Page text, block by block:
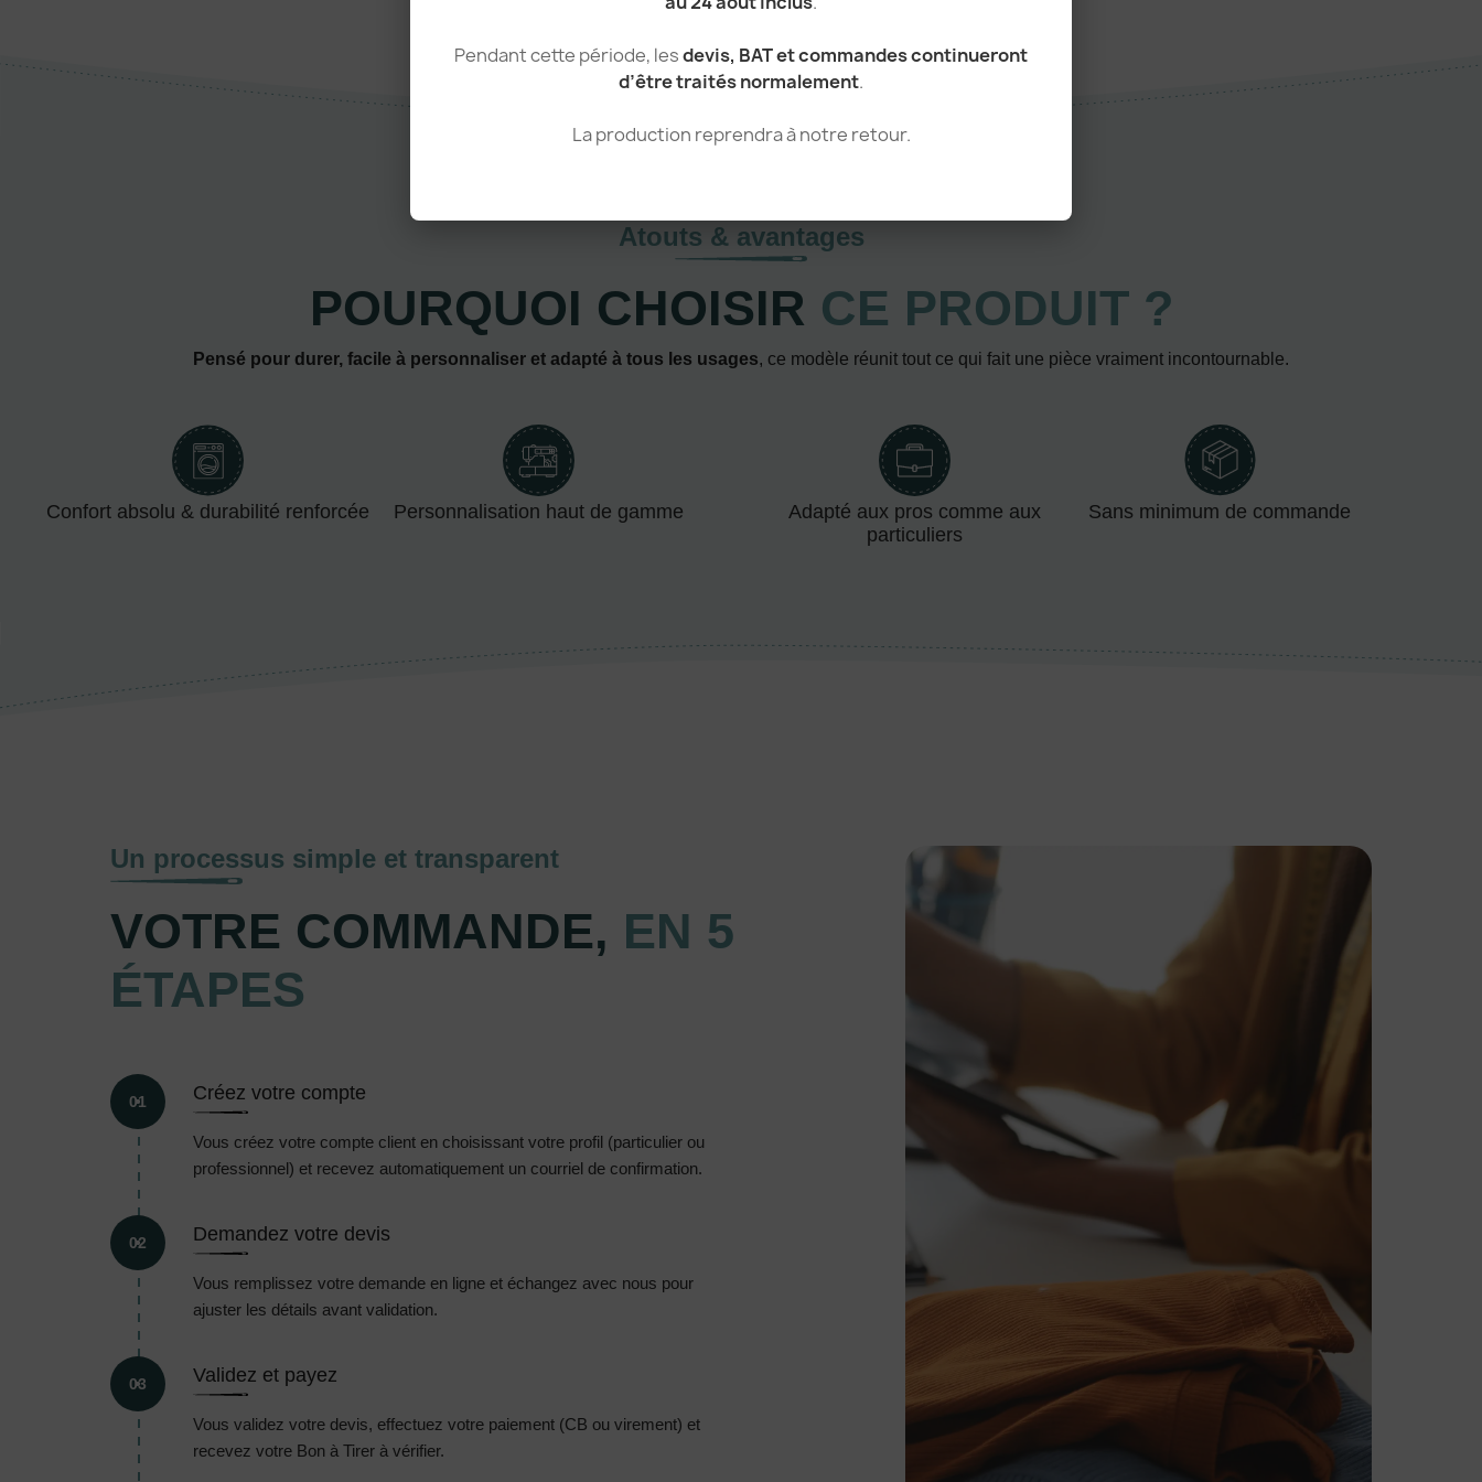
Pendant cette période, lesdevis, BAT et commandes continueront
d’être traités normalement.
La production reprendra à notre retour.
Atouts & avantages
POURQUOI CHOISIR CE PRODUIT ?
Pensé pour durer, facile à personnaliser et adapté à tous les usages, ce modèle réunit tout ce qui fait une pièce vraiment incontournable.
Confort absolu & durabilité renforcée Personnalisation haut de gamme
Adapté aux pros comme aux
particuliers
Sans minimum de commande
Un processus simple et transparent
VOTRE COMMANDE, EN 5
ÉTAPES
01 Créez votre compte
Vous créez votre compte client en choisissant votre profil (particulier ou
professionnel) et recevez automatiquement un courriel de confirmation.
02 Demandez votre devis
Vous remplissez votre demande en ligne et échangez avec nous pour
ajuster les détails avant validation.
03 Validez et payez
Vous validez votre devis, effectuez votre paiement (CB ou virement) et
recevez votre Bon à Tirer à vérifier.